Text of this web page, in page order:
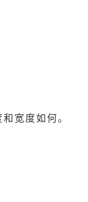
宽度如何。